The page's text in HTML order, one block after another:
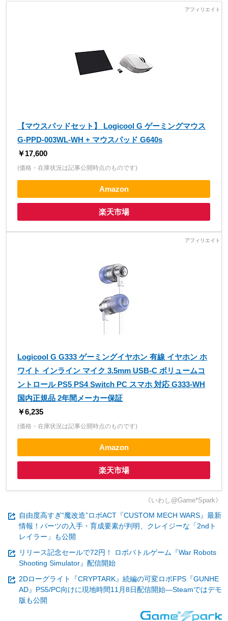
【マウスパッドセット】 Logicool G ゲーミングマウス
G-PPD-003WL-WH + マウスパッド G640s
￥17,600
(価格・在庫状況は記事公開時点のものです)
Amazon
楽天市場
Logicool G G333 ゲーミングイヤホン 有線 イヤホン ホ
ワイト インライン マイク 3.5mm USB-C ボリュームコ
ントロール PS5 PS4 Switch PC スマホ 対応 G333-WH
国内正規品 2年間メーカー保証
￥6,235
(価格・在庫状況は記事公開時点のものです)
Amazon
楽天市場
《いわし@Game*Spark》
自由度高すぎ“魔改造”ロボACT『CUSTOM MECH WARS』最新
情報！パーツの入手・育成要素が判明、クレイジーな「2ndト
レイラー」も公開
リリース記念セールで72円！ ロボバトルゲーム『War Robots
Shooting Simulator』配信開始
2Dローグライト『CRYPTARK』続編の可変ロボFPS『GUNHE
AD』PS5/PC向けに現地時間11月8日配信開始―Steamではデモ
版も公開